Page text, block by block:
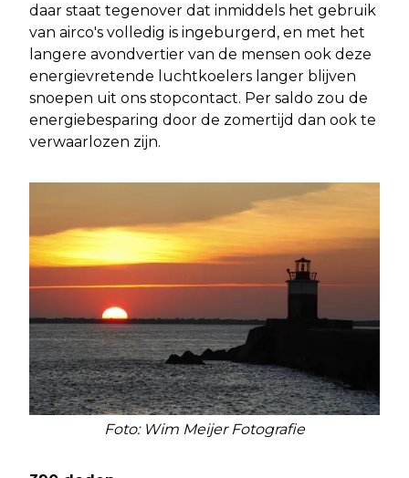
daar staat tegenover dat inmiddels het gebruik
van airco's volledig is ingeburgerd, en met het
langere avondvertier van de mensen ook deze
energievretende luchtkoelers langer blijven
snoepen uit ons stopcontact. Per saldo zou de
energiebesparing door de zomertijd dan ook te
verwaarlozen zijn.
Foto: Wim Meijer Fotografie